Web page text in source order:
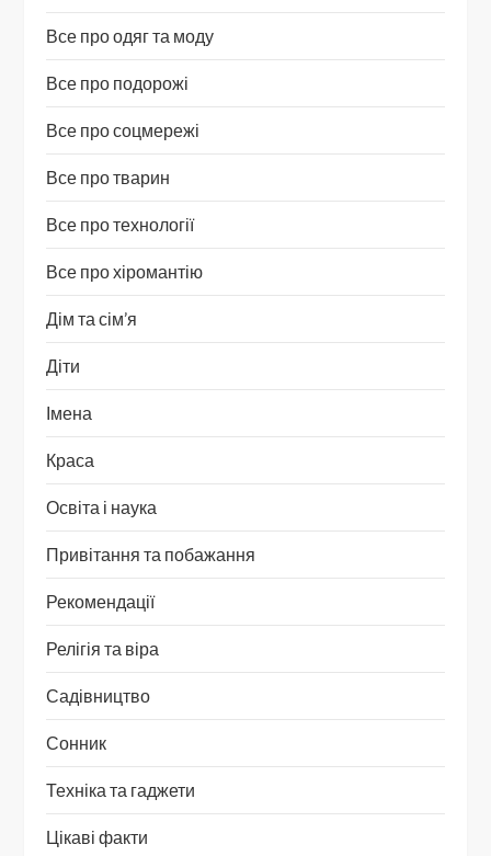
Все про одяг та моду
Все про подорожі
Все про соцмережі
Все про тварин
Все про технології
Все про хіромантію
Дім та сім’я
Діти
Імена
Краса
Освіта і наука
Привітання та побажання
Рекомендації
Релігія та віра
Садівництво
Сонник
Техніка та гаджети
Цікаві факти